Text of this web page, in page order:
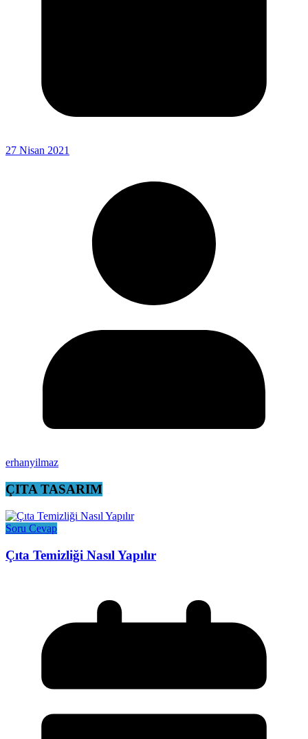
27 Nisan 2021
erhanyilmaz
ÇITA TASARIM
Soru Cevap
Çıta Temizliği Nasıl Yapılır